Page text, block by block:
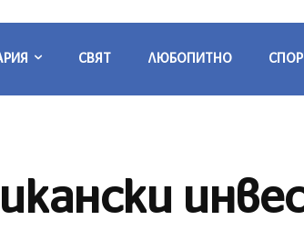
СВЯТ ЛЮБОПИТНО СПОРТ